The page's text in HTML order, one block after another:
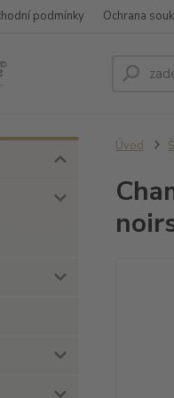
podmínky Ochrana
Úvod